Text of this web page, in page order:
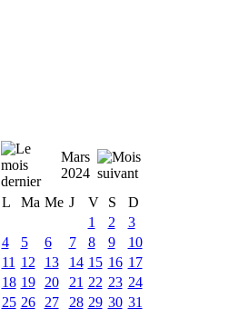
Mars
2024
L
Ma Me J V S
D
1
2
3
4
5 6 7 8 9
10
11 12 13 14 15 16 17
18 19 20 21 22 23 24
25 26 27 28 29 30 31